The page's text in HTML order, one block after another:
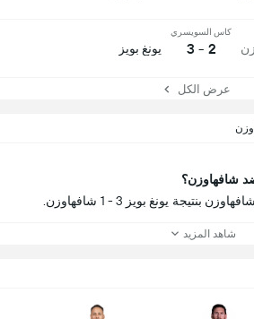
كاس السويسري
2 - 3 يونغ بويز
عرض الكل
شافهاوزن؟
يونغ بويز 3 - 1 شافهاوزن.
شاهد المزيد